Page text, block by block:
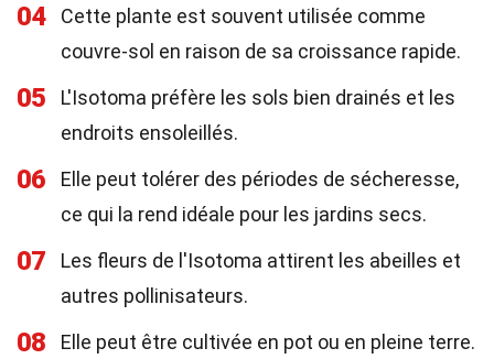
04
Cette plante est souvent utilisée comme
couvre-sol en raison de sa croissance rapide.
05
L'Isotoma préfère les sols bien drainés et les
endroits ensoleillés.
06
Elle peut tolérer des périodes de sécheresse,
ce qui la rend idéale pour les jardins secs.
07
Les fleurs de l'Isotoma attirent les abeilles et
autres pollinisateurs.
08 Elle peut être cultivée en pot ou en pleine terre.